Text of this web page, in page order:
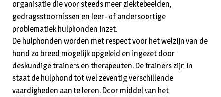
organisatie die voor steeds meer ziektebeelden,
gedragsstoornissen en leer- of andersoortige
problematiek hulphonden inzet.
De hulphonden worden met respect voor het welzijn van de
hond zo breed mogelijk opgeleid en ingezet door
deskundige trainers en therapeuten. De trainers zijn in
staat de hulphond tot wel zeventig verschillende
vaardigheden aan te leren. Door middel van het